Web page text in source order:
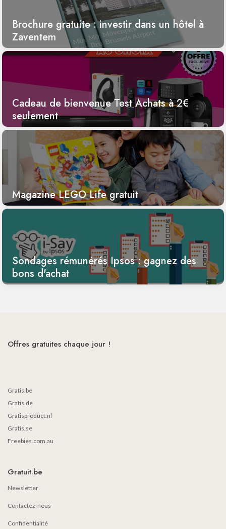
Brochure gratuite : investir dans un hôtel à
Zaventem
Cadeau de bienvenue Test Achats à 2€
seulement
Magazine LEGO Life gratuit
Sondages rémunérés Ipsos : gagnez des
bons d'achat
Offres gratuites chaque jour !
Gratis.be
Gratis.de
Gratisproduct.nl
Gratis.se
Freebies.com.au
Gratuit.be
Newsletter
Contactez-nous
Confidentialité